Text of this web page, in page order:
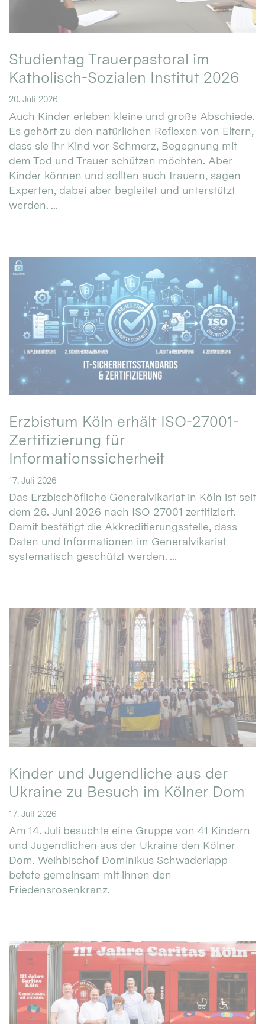
Studientag Trauerpastoral im
Katholisch-Sozialen Institut 2026
20. Juli 2026
Auch Kinder erleben kleine und große Abschiede.
Es gehört zu den natürlichen Reflexen von Eltern,
dass sie ihr Kind vor Schmerz, Begegnung mit
dem Tod und Trauer schützen möchten. Aber
Kinder können und sollten auch trauern, sagen
Experten, dabei aber begleitet und unterstützt
werden. ...
Erzbistum Köln erhält ISO-27001-
Zertifizierung für
Informationssicherheit
17. Juli 2026
Das Erzbischöfliche Generalvikariat in Köln ist seit
dem 26. Juni 2026 nach ISO 27001 zertifiziert.
Damit bestätigt die Akkreditierungsstelle, dass
Daten und Informationen im Generalvikariat
systematisch geschützt werden. ...
Kinder und Jugendliche aus der
Ukraine zu Besuch im Kölner Dom
17. Juli 2026
Am 14. Juli besuchte eine Gruppe von 41 Kindern
und Jugendlichen aus der Ukraine den Kölner
Dom. Weihbischof Dominikus Schwaderlapp
betete gemeinsam mit ihnen den
Friedensrosenkranz.